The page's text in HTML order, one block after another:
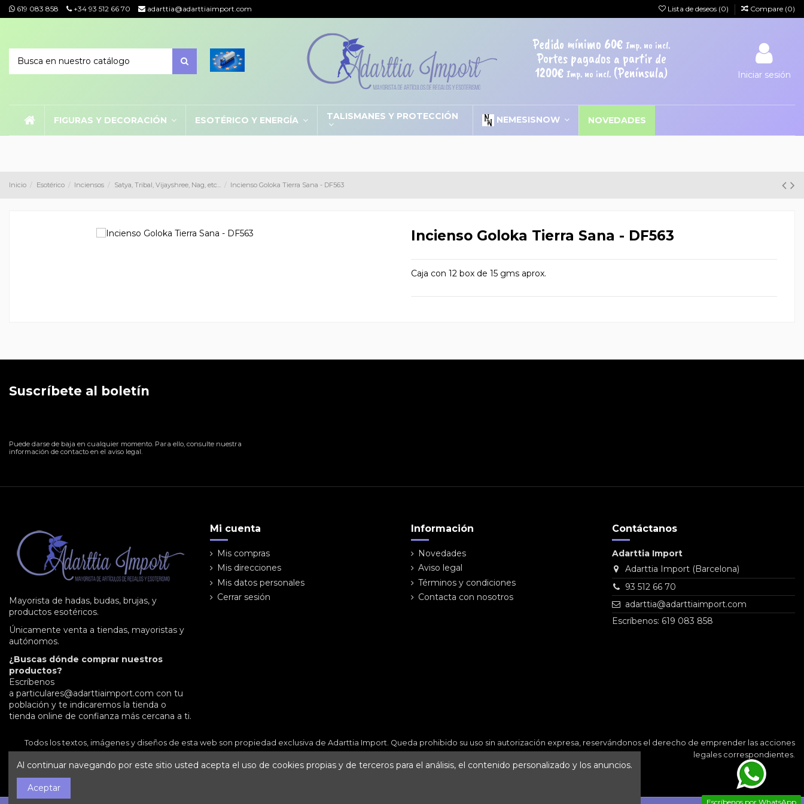
619 083 858 +34 93 512 66 70 adarttia@adarttiaimport.com Lista de deseos (0) Compare (0)
Iniciar sesión
FIGURAS Y DECORACIÓN ESOTÉRICO Y ENERGÍA TALISMANES Y PROTECCIÓN NEMESISNOW NOVEDADES
Pedido mínimo 60€Imp. no incl.
Portes pagados a partir de
1200€Imp. no incl. (Península)
Inicio Esotérico Inciensos Satya, Tribal, Vijayshree, Nag, etc... Incienso Goloka Tierra Sana - DF563
Incienso Goloka Tierra Sana - DF563
Caja con 12 box de 15 gms aprox.
Suscríbete al boletín
Puede darse de baja en cualquier momento. Para ello, consulte nuestra
información de contacto en el aviso legal.
Mayorista de hadas, budas, brujas, y
productos esotéricos.
Únicamente venta a tiendas, mayoristas y
autónomos.
¿Buscas dónde comprar nuestros
productos?
Escríbenos
a particulares@adarttiaimport.com con tu
población y te indicaremos la tienda o
tienda online de confianza más cercana a ti.
Mi cuenta
Mis compras
Mis direcciones
Mis datos personales
Cerrar sesión
Información
Novedades
Aviso legal
Términos y condiciones
Contacta con nosotros
Contáctanos
Adarttia Import
Adarttia Import (Barcelona)
93 512 66 70
adarttia@adarttiaimport.com
Escríbenos: 619 083 858
Escríbenos por WhatsApp
Todos los textos, imágenes y diseños de esta web son propiedad exclusiva de Adarttia Import. Queda prohibido su uso sin autorización expresa, reservándonos el derecho de emprender las acciones
legales correspondientes.
Al continuar navegando por este sitio usted acepta el uso de cookies propias y de terceros para el análisis, el contenido personalizado y los anuncios.
Aceptar